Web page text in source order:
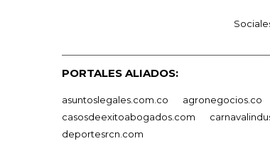
PORTALES ALIADOS:
asuntoslegales.com.co agronegocios.co
casosdeexitoabogados.com
deportesrcn.com